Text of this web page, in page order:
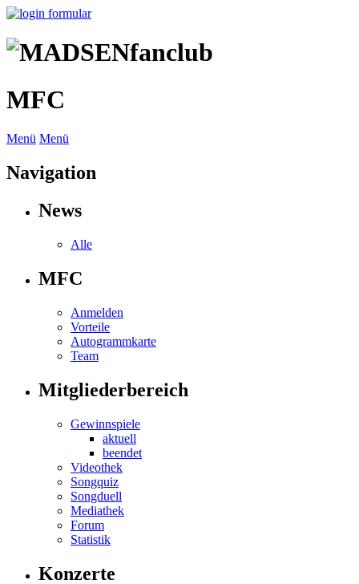
MFC
Menü Menü
Navigation
News
Alle
MFC
Anmelden
Vorteile
Autogrammkarte
Team
Mitgliederbereich
Gewinnspiele
aktuell
beendet
Videothek
Songquiz
Songduell
Mediathek
Forum
Statistik
Konzerte